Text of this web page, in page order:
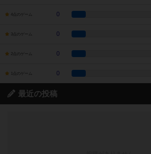
4点のゲーム 0
3点のゲーム 0
2点のゲーム 0
1点のゲーム 0
最近の投稿